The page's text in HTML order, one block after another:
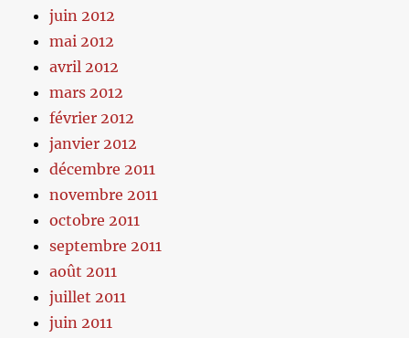
juin 2012
mai 2012
avril 2012
mars 2012
février 2012
janvier 2012
décembre 2011
novembre 2011
octobre 2011
septembre 2011
août 2011
juillet 2011
juin 2011